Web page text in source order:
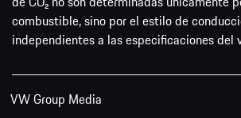
combustible, sino por el estilo de
independientes a las especificaciones del
VW Group Media